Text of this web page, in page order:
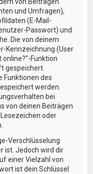
und Umfragen),
(E-Mail-
Passwort) und
Die von deinem
Kennzeichnung (User
online?“-Funktion
gespeichert.
Funktionen des
werden.
bei
von deinen Beiträgen
oder
Verschlüsselung
ist. Jedoch wird dir
einer Vielzahl von
ist dein Schlüssel